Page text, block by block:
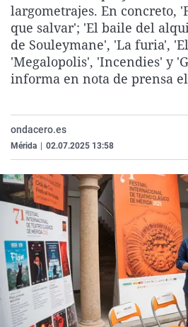
largometrajes. En concreto,
que salvar'; 'El baile del
de Souleymane', 'La furia',
'Megalopolis', 'Incendies' y
informa en nota de prensa
ondacero.es
Mérida 02.07.2025 13:58